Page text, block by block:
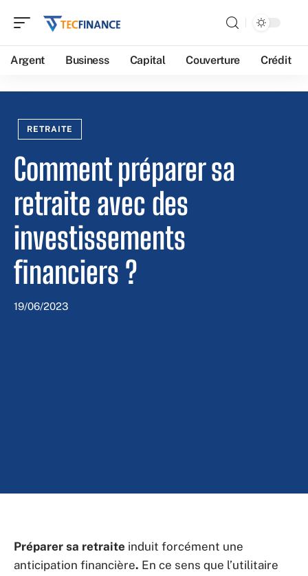
Argent Business Capital Couverture Crédit
RETRAITE
Comment préparer sa
retraite avec des
investissements
financiers ?
19/06/2023
Préparer sa retraite induit forcément une
anticipation financière. En ce sens que l’utilitaire